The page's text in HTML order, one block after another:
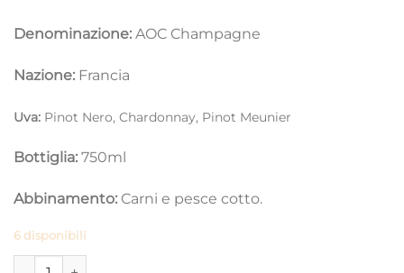
Denominazione: AOC Champagne
Nazione: Francia
Uva: Pinot Nero, Chardonnay, Pinot Meunier
Bottiglia: 750ml
Abbinamento: Carni e pesce cotto.
6 disponibili
Champagne Michel Tixier Brut Cuveé Supreme Gran Cru